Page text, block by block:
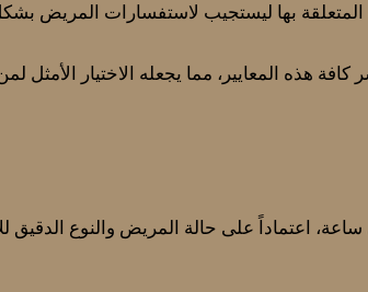
المتعلقة بها ليستجيب لاستفسارات المريض
كافة هذه المعايير، مما يجعله الاختيار